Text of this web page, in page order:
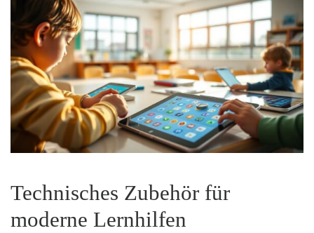
Technisches Zubehör für
moderne Lernhilfen